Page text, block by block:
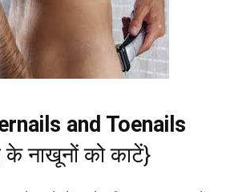
and Toenails
नाखूनों को काटें}